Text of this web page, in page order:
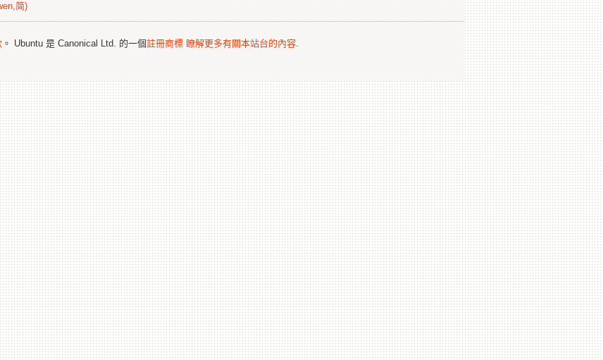
简)
。 Ubuntu 是 Canonical Ltd. 的一個註冊商標 瞭解更多有關本站台的內容.